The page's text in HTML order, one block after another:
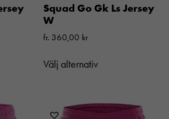
Squad Go Gk Ls Jersey
W
fr. 360,00 kr
Välj alternativ
Nödvändiga
går inte att
välja bort. De
över huvud